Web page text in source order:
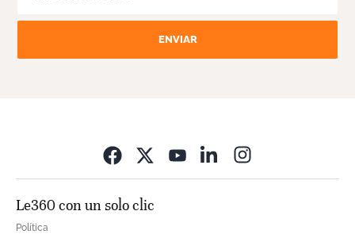
ENVIAR
Le360 con un solo clic
Política